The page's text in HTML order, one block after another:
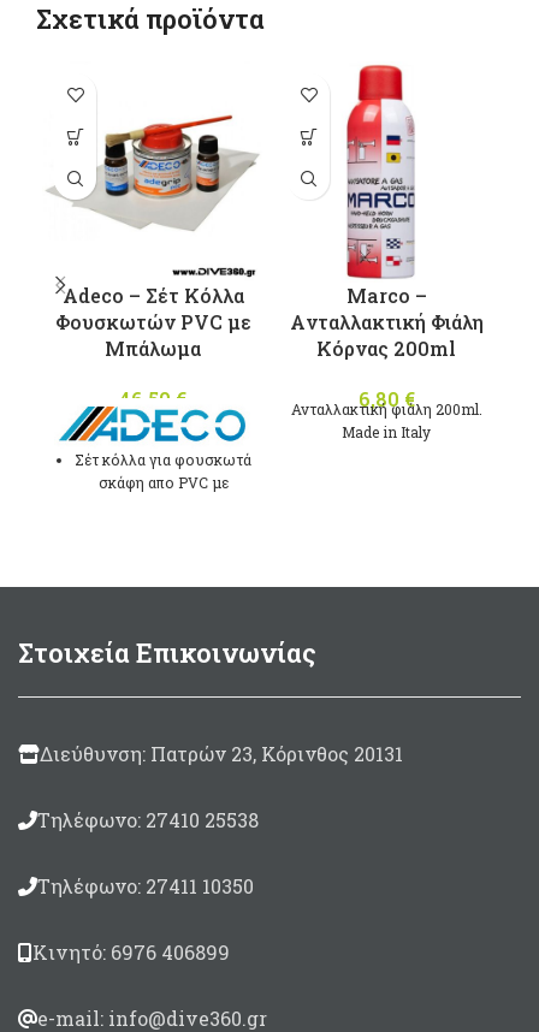
Σχετικά προϊόντα
Adeco – Σέτ Κόλλα
Φουσκωτών PVC με
Μπάλωμα
46,50 €
Σέτ κόλλα για φουσκωτά
σκάφη απο PVC με
μεγέθους Ø100mm
Made in Italy
Marco –
Aνταλλακτική Φιάλη
Κόρνας 200ml
6,80 €
Ανταλλακτική φιάλη 200ml.
Μade in Italy
Στοιχεία Επικοινωνίας
Διεύθυνση: Πατρών 23, Κόρινθος 20131
Τηλέφωνο: 27410 25538
Τηλέφωνο: 27411 10350
Κινητό: 6976 406899
e-mail: info@dive360.gr